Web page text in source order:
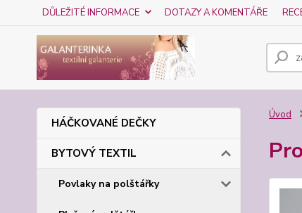
DŮLEŽITÉ INFORMACE DOTAZY A KOMENTÁŘE
HÁČKOVANÉ DEČKY
BYTOVÝ TEXTIL
Povlaky na polštářky
Úvod